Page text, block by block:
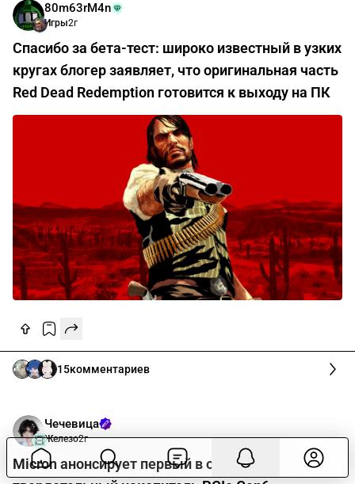
80m63rM4n
Игры2г
Спасибо за бета-тест: широко известный в узких
кругах блогер заявляет, что оригинальная часть
Red Dead Redemption готовится к выходу на ПК
15комментариев
Чечевица
Железо2г
Micron анонсирует первый в отрасли